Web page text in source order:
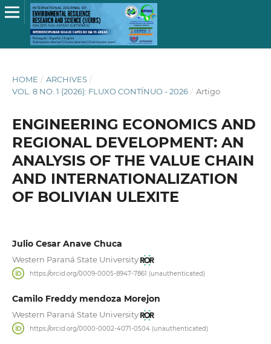
HOME / ARCHIVES /
VOL. 8 NO. 1 (2026): FLUXO CONTÍNUO - 2026 / Artigo
ENGINEERING ECONOMICS AND
REGIONAL DEVELOPMENT: AN
ANALYSIS OF THE VALUE CHAIN
AND INTERNATIONALIZATION
OF BOLIVIAN ULEXITE
Julio Cesar Anave Chuca
Western Paraná State University
https://orcid.org/0009-0005-8947-7861 (unauthenticated)
Camilo Freddy mendoza Morejon
Western Paraná State University
https://orcid.org/0000-0002-4071-0504 (unauthenticated)